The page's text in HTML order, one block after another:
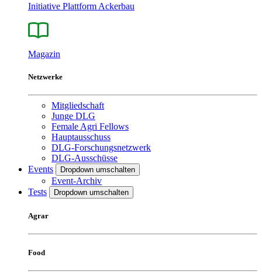
Initiative Plattform Ackerbau
Magazin
Netzwerke
Mitgliedschaft
Junge DLG
Female Agri Fellows
Hauptausschuss
DLG-Forschungsnetzwerk
DLG-Ausschüsse
Events
Dropdown umschalten
Event-Archiv
Tests
Dropdown umschalten
Agrar
Food